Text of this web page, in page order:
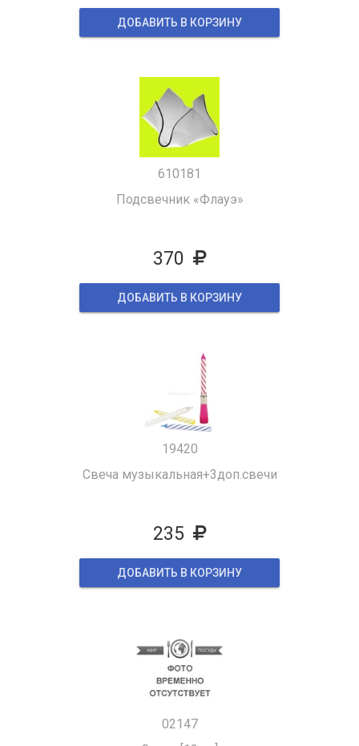
ДОБАВИТЬ В КОРЗИНУ
610181
Подсвечник «Флауэ»
370
ДОБАВИТЬ В КОРЗИНУ
19420
Свеча музыкальная+3доп.свечи
235
ДОБАВИТЬ В КОРЗИНУ
02147